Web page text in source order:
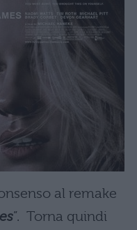
al remake
”. Torna quindi